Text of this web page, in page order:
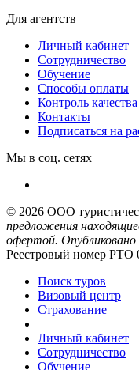
Для агентств
Личный кабинет
Сотрудничество
Обучение
Способы оплаты
Контроль качества
Контакты
Подписаться на
Мы в соц. сетях
© 2026 ООО
предложения
офертой. Опубликовано
Реестровый номер РТО
Поиск туров
Визовый центр
Страхование
Личный кабинет
Сотрудничество
Обучение